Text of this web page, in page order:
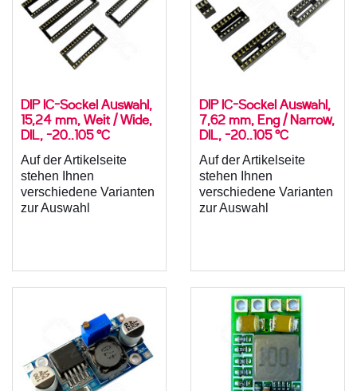
DIP IC-Sockel Auswahl,
15,24 mm, Weit / Wide,
DIL, -20..105 °C
Auf der Artikelseite
stehen Ihnen
verschiedene Varianten
zur Auswahl
DIP IC-Sockel Auswahl,
7,62 mm, Eng / Narrow,
DIL, -20..105 °C
Auf der Artikelseite
stehen Ihnen
verschiedene Varianten
zur Auswahl